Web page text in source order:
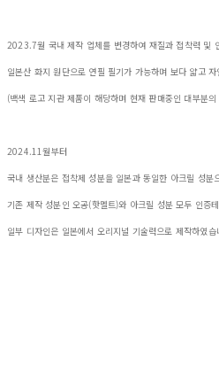
2023.7월 국내 제작 업체를 변경하여 재질과 접착력 및
일본산 화지 원단으로 연필 필기가 가능하며 보다 얇고
(백색 로고 지관 제품이 해당하며 현재 판매중인 대부분
2024.11월부터
국내 생산분은 접착제 성분을 일본과 동일한 아크릴 성분
기존 제작 성분인 오공(핫멜트)와 아크릴 성분 모두 인증
일부 디자인은 일본에서 오리지널 기술력으로 제작하였습